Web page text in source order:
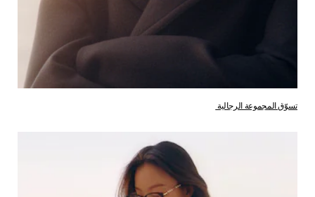
تسوّق المجموعة الرجالية